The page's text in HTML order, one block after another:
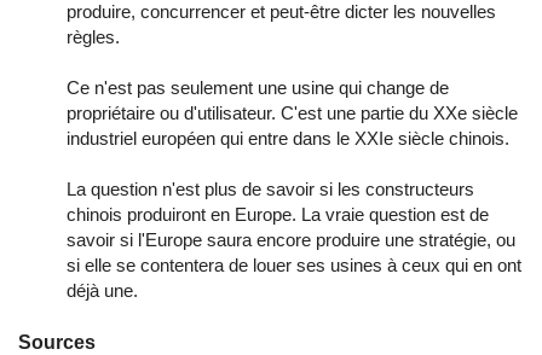
produire, concurrencer et peut-être dicter les nouvelles
règles.
Ce n'est pas seulement une usine qui change de
propriétaire ou d'utilisateur. C'est une partie du XXe siècle
industriel européen qui entre dans le XXIe siècle chinois.
La question n'est plus de savoir si les constructeurs
chinois produiront en Europe. La vraie question est de
savoir si l'Europe saura encore produire une stratégie, ou
si elle se contentera de louer ses usines à ceux qui en ont
déjà une.
Sources